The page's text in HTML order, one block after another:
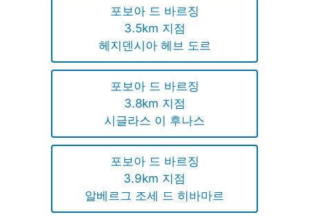
포보아 드 바르징
3.5km 지점
헤지덴시아 헤브 도르
포보아 드 바르징
3.8km 지점
시글라스 이 후나스
포보아 드 바르징
3.9km 지점
알베르그 조세 드 히바마르